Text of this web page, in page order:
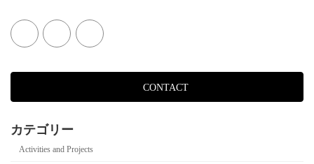
CONTACT
カテゴリー
Activities and Projects